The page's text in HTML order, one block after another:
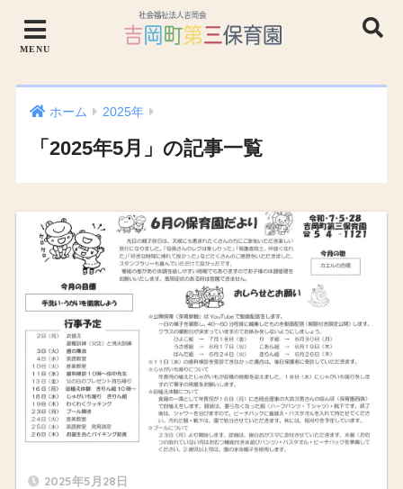
ホーム 2025年
「2025年5月」の記事一覧
2025年5月28日